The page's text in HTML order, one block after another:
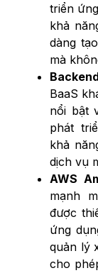
triển
khả
dàng
mà
BaaS
nổi bật
phát
khả
dịch vụ
AWS
mạnh
được
ứng
quản lý
cho